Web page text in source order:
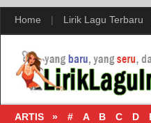
Home | Lirik Lagu Terbaru
ARTIS » # A B C D